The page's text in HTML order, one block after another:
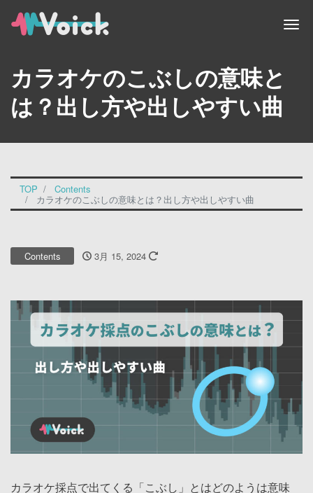
ナ
カラオケのこぶしの意味と
は？出し方や出しやすい曲
TOP Contents
カラオケのこぶしの意味とは？出し方や出しやすい曲
Contents 3月 15, 2024
カラオケ採点で出てくる「こぶし」とはどのようは意味